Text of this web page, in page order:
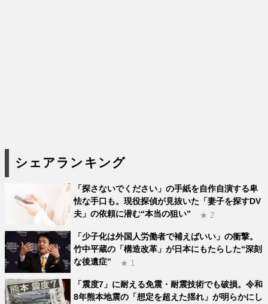
シェアランキング
「探さないでください」の手紙を自作自演する卑
怯な手口も。現役探偵が見抜いた「妻子を探すDV
夫」の依頼に潜む“本当の狙い”
★ 2
「少子化は外国人労働者で補えばいい」の衝撃。
竹中平蔵の「構造改革」が日本にもたらした“深刻
な後遺症”
★ 1
「震度7」に耐える免震・耐震技術でも破損。令和
8年熊本地震の「想定を超えた揺れ」が明らかにし